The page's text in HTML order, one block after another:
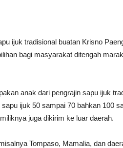
ijuk tradisional buatan Krisno
bagi masyarakat ditengah
anak dari pengrajin sapu ijuk
ijuk 50 sampai 70 bahkan 100
juga dikirim ke luar daerah.
Tompaso, Mamalia, dan